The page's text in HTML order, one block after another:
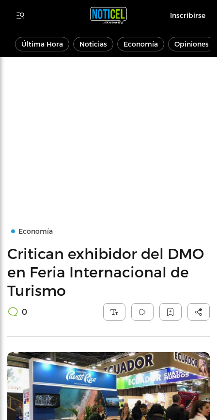
Inscribirse
Última Hora Noticias Economía Opiniones
Economía
Critican exhibidor del DMO
en Feria Internacional de
Turismo
0